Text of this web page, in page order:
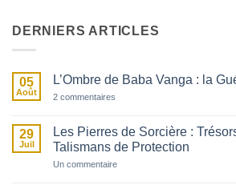
DERNIERS ARTICLES
05
Août
L’Ombre de Baba Vanga : la
2 commentaires
Baba
Vanga
:
Guérisseuse
29
Juil
Les Pierres de Sorcière :
Talismans de Protection
Un commentairesur